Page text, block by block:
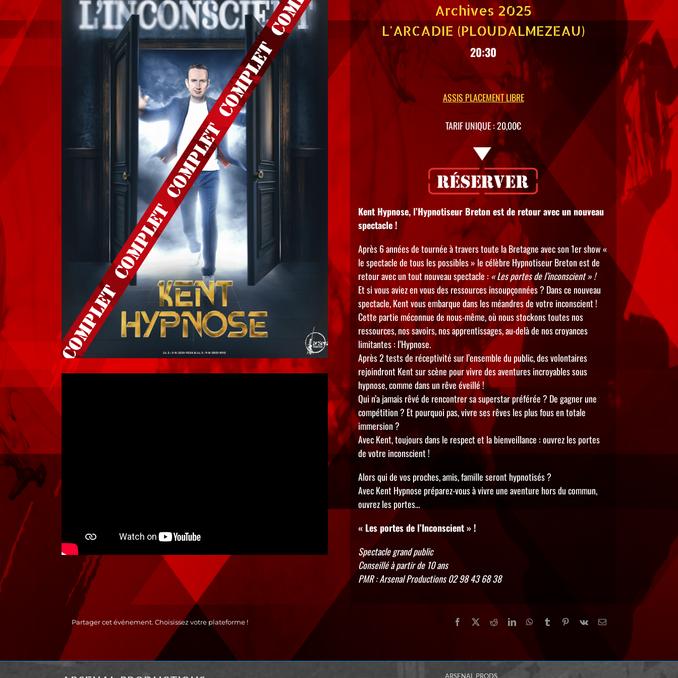
Archives 2025
L'ARCADIE (PLOUDALMEZEAU)
20:30
ASSIS PLACEMENT LIBRE
TARIF UNIQUE : 20,00€
Kent Hypnose, l’Hypnotiseur Breton est de retour avec un nouveau
spectacle !
Après 6 années de tournée à travers toute la Bretagne avec son 1er show «
le spectacle de tous les possibles » le célèbre Hypnotiseur Breton est de
retour avec un tout nouveau spectacle :« Les portes de l’inconscient » !
Et si vous aviez en vous des ressources insoupçonnées ? Dans ce nouveau
spectacle, Kent vous embarque dans les méandres de votre inconscient !
Cette partie méconnue de nous-même, où nous stockons toutes nos
ressources, nos savoirs, nos apprentissages, au-delà de nos croyances
limitantes : l’Hypnose.
Après 2 tests de réceptivité sur l’ensemble du public, des volontaires
rejoindront Kent sur scène pour vivre des aventures incroyables sous
hypnose, comme dans un rêve éveillé !
Qui n’a jamais rêvé de rencontrer sa superstar préférée ? De gagner une
compétition ? Et pourquoi pas, vivre ses rêves les plus fous en totale
immersion ?
Avec Kent, toujours dans le respect et la bienveillance : ouvrez les portes
de votre inconscient !
Alors qui de vos proches, amis, famille seront hypnotisés ?
Avec Kent Hypnose préparez-vous à vivre une aventure hors du commun,
ouvrez les portes…
« Les portes de l’Inconscient » !
Spectacle grand public
Conseillé à partir de 10 ans
PMR : Arsenal Productions 02 98 43 68 38
Partager cet événement. Choisissez votre plateforme ! Facebook RedditLinkedInWhatsApp
Tumblr Pinterest
Vk Email
ARSENAL PRODS